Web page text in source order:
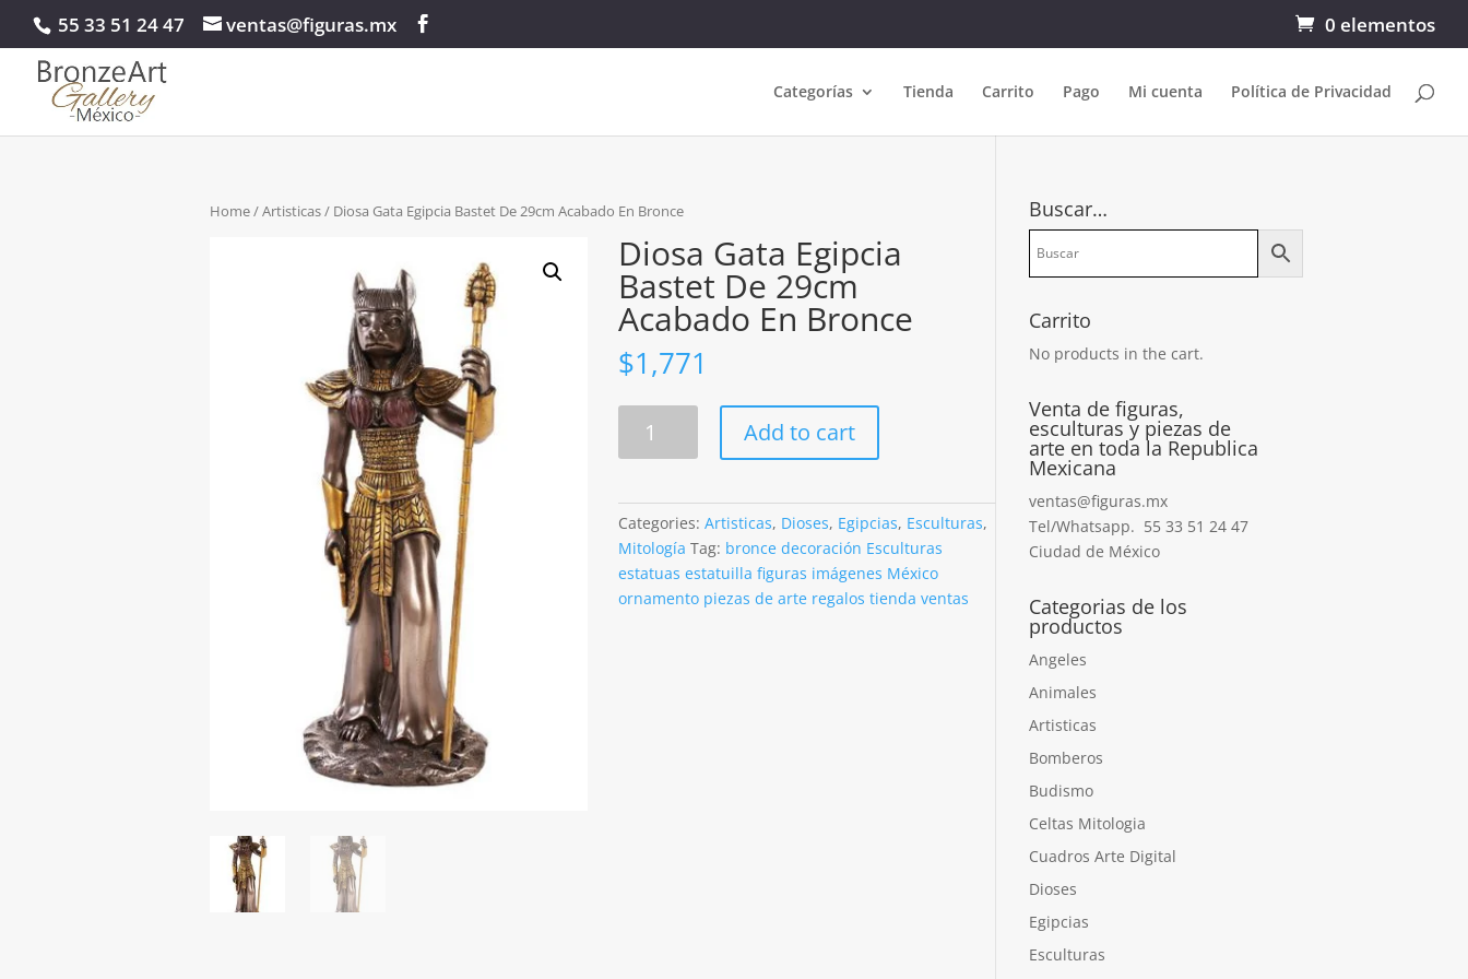
55 33 51 24 47 ventas@figuras.mx 0 elementos
Categorías Tienda Carrito Pago Mi cuenta Política de Privacidad
Home/Artisticas/ Diosa Gata Egipcia Bastet De 29cm Acabado En Bronce
Diosa Gata Egipcia
Bastet De 29cm
Acabado En Bronce
$1,771
Gata
De
29cm
Acabado
En
Add to cart
Categories:Artisticas, Dioses, Egipcias, Esculturas,
Mitología Tag: bronce decoración Esculturas
estatuas estatuilla figuras imágenes México
ornamento piezas de arte regalos tienda ventas
Buscar…
Carrito
No products in the cart.
Venta de figuras,
esculturas y piezas de
arte en toda la Republica
Mexicana
ventas@figuras.mx
Tel/Whatsapp. 55 33 51 24 47
Ciudad de México
Categorias de los
productos
Angeles
Animales
Artisticas
Bomberos
Budismo
Celtas Mitologia
Cuadros Arte Digital
Dioses
Egipcias
Esculturas